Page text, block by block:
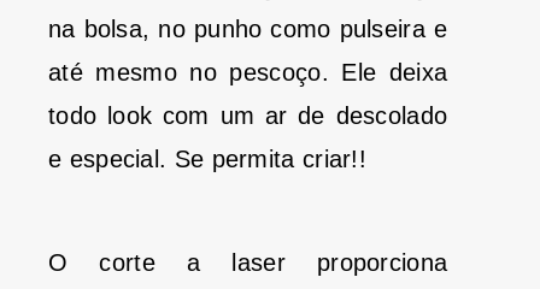
na bolsa, no punho como pulseira e
até mesmo no pescoço. Ele deixa
todo look com um ar de descolado
e especial. Se permita criar!!
O corte a laser proporciona